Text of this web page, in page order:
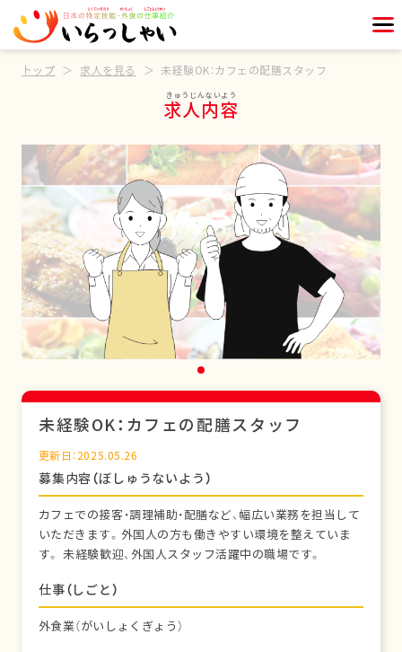
トップ 求人を見る 未経験OK：カフェの配膳スタッフ
求人内容
未経験OK：カフェの配膳スタッフ
更新日：2025.05.26
募集内容（ぼしゅうないよう）
カフェでの接客・調理補助・配膳など、幅広い業務を担当して
いただきます。外国人の方も働きやすい環境を整えていま
す。 未経験歓迎、外国人スタッフ活躍中の職場です。
仕事（しごと）
外食業（がいしょくぎょう）